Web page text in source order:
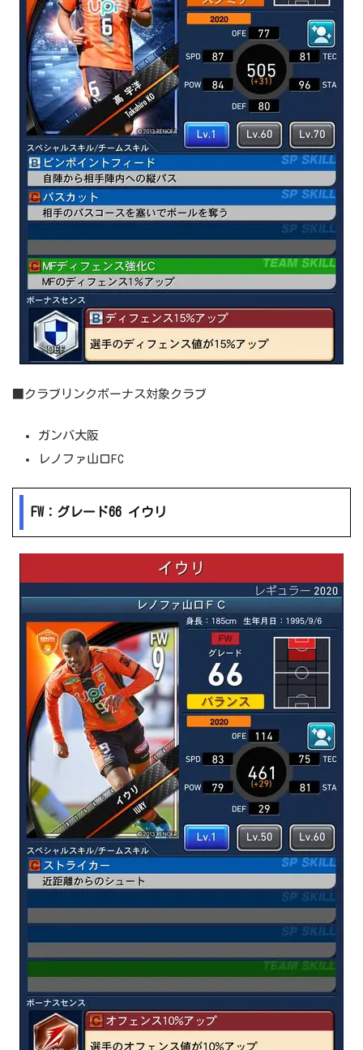
■クラブリンクボーナス対象クラブ
ガンバ大阪
レノファ山口FC
FW：グレード66 イウリ